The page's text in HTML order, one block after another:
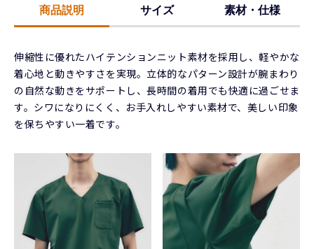
商品説明 サイズ 素材・仕様
伸縮性に優れたハイテンションニット素材を採用し、軽やかな
着心地と動きやすさを実現。立体的なパターン設計が腕まわり
の自然な動きをサポートし、長時間の着用でも快適に過ごせま
す。シワになりにくく、お手入れしやすい素材で、美しい印象
を保ちやすい一着です。